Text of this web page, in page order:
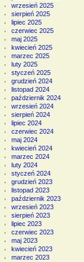
wrzesień 2025
sierpień 2025
lipiec 2025
czerwiec 2025
maj 2025
kwiecień 2025
marzec 2025
luty 2025
styczeń 2025
grudzień 2024
listopad 2024
październik 2024
wrzesień 2024
sierpień 2024
lipiec 2024
czerwiec 2024
maj 2024
kwiecień 2024
marzec 2024
luty 2024
styczeń 2024
grudzień 2023
listopad 2023
październik 2023
wrzesień 2023
sierpień 2023
lipiec 2023
czerwiec 2023
maj 2023
kwiecień 2023
marzec 2023